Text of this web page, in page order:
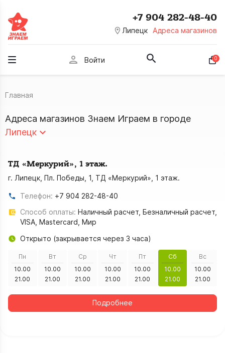
room Липецк Адреса магазинов
+7 904 282-48-40
person Войти 0
Главная
Адреса магазинов Знаем Играем в городе
Липецк
ТД «Меркурий», 1 этаж.
г. Липецк, Пл. Победы, 1, ТД «Меркурий», 1 этаж.
Телефон: +7 904 282-48-40
Способ оплаты: Наличный расчет, Безналичный расчет,
VISA, Mastercard, Мир
Открыто (закрывается через 3 часа)
Пн
10.00
21.00
Вт
10.00
21.00
Ср
10.00
21.00
Чт
10.00
21.00
Пт
10.00
21.00
Сб
10.00
21.00
Вс
10.00
21.00
Подробнее